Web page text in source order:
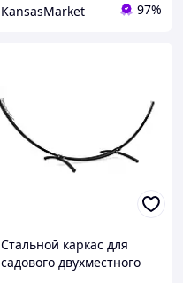
KansasMarket 97%
Стальной каркас для
садового двухместного